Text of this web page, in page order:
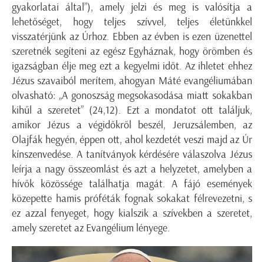
gyakorlatai által”), amely jelzi és meg is valósítja a
lehetőséget, hogy teljes szívvel, teljes életünkkel
visszatérjünk az Úrhoz. Ebben az évben is ezen üzenettel
szeretnék segíteni az egész Egyháznak, hogy örömben és
igazságban élje meg ezt a kegyelmi időt. Az ihletet ehhez
Jézus szavaiból merítem, ahogyan Máté evangéliumában
olvasható: „A gonoszság megsokasodása miatt sokakban
kihűl a szeretet” (24,12). Ezt a mondatot ott találjuk,
amikor Jézus a végidőkről beszél, Jeruzsálemben, az
Olajfák hegyén, éppen ott, ahol kezdetét veszi majd az Úr
kínszenvedése. A tanítványok kérdésére válaszolva Jézus
leírja a nagy összeomlást és azt a helyzetet, amelyben a
hívők közössége találhatja magát. A fájó események
közepette hamis próféták fognak sokakat félrevezetni, s
ez azzal fenyeget, hogy kialszik a szívekben a szeretet,
amely szeretet az Evangélium lényege.